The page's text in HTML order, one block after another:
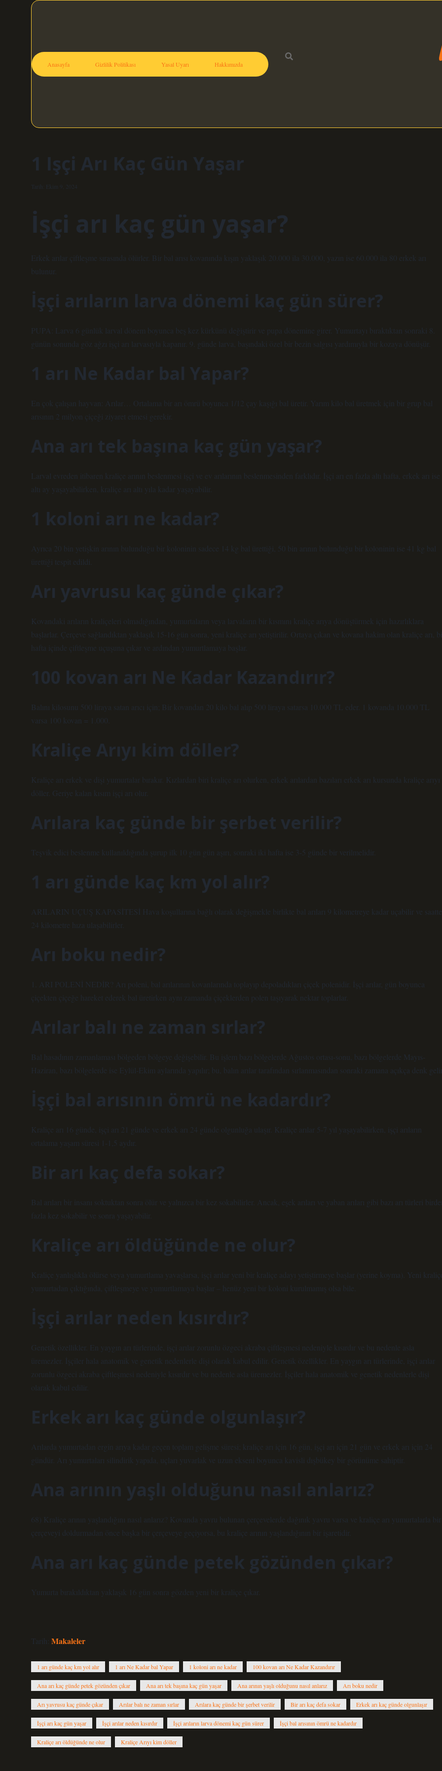
Anasayfa Gizlilik Politikası Yasal Uyarı Hakkımızda
1 Işçi Arı Kaç Gün Yaşar
Tarih: Ekim 9, 2024
İşçi arı kaç gün yaşar?
Erkek arılar çiftleşme sırasında ölürler. Bir bal arısı kovanında kışın yaklaşık 20.000 ila 30.000, yazın ise 60.000 ila 80 erkek arı
bulunur.
İşçi arıların larva dönemi kaç gün sürer?
PUPA: Larva 6 günlük larval dönem boyunca beş kez kürkünü değiştirir ve pupa dönemine girer. Yumurtayı bıraktıktan sonraki 8.
günün sonunda göz ağzı işçi arı larvasıyla kapanır. 9. günde larva, başındaki özel bir bezin salgısı yardımıyla bir kozaya dönüşür.
1 arı Ne Kadar bal Yapar?
En çok çalışan hayvan: Arılar… Ortalama bir arı ömrü boyunca 1/12 çay kaşığı bal üretir. Yarım kilo bal üretmek için bir grup bal
arısının 2 milyon çiçeği ziyaret etmesi gerekir.
Ana arı tek başına kaç gün yaşar?
Larval evreden itibaren kraliçe arının beslenmesi işçi ve ev arılarının beslenmesinden farklıdır. İşçi arı en fazla altı hafta, erkek arı ise
altı ay yaşayabilirken, kraliçe arı altı yıla kadar yaşayabilir.
1 koloni arı ne kadar?
Ayrıca 20 bin yetişkin arının bulunduğu bir koloninin sadece 14 kg bal ürettiği, 50 bin arının bulunduğu bir koloninin ise 41 kg bal
ürettiği tespit edildi.
Arı yavrusu kaç günde çıkar?
Kovandaki arıların kraliçeleri olmadığından, yumurtaların veya larvaların bir kısmını kraliçe arıya dönüştürmek için hazırlıklara
başlarlar. Çerçeve sağlandıktan yaklaşık 15-16 gün sonra, yeni kraliçe arı yetiştirilir. Ortaya çıkan ve kovana hakim olan kraliçe arı,
hafta içinde çiftleşme uçuşuna çıkar ve ardından yumurtlamaya başlar.
100 kovan arı Ne Kadar Kazandırır?
Balını kilosunu 500 liraya satan arıcı için; Bir kovandan 20 kilo bal alıp 500 liraya satarsa ​​10.000 TL eder. 1 kovanda 10.000 TL
varsa 100 kovan = 1.000.
Kraliçe Arıyı kim döller?
Kraliçe arı erkek ve dişi yumurtalar bırakır. Kızlardan biri kraliçe arı olurken, erkek arılardan bazıları erkek arı kursunda kraliçe arıyı
döller. Geriye kalan kısım işçi arı olur.
Arılara kaç günde bir şerbet verilir?
Teşvik edici beslenme kullanıldığında şurup ilk 10 gün gün aşırı, sonraki iki hafta ise 3-5 günde bir verilmelidir.
1 arı günde kaç km yol alır?
ARILARIN UÇUŞ KAPASİTESİ Hava koşullarına bağlı olarak değişmekle birlikte bal arıları 9 kilometreye kadar uçabilir ve saatte
24 kilometre hıza ulaşabilirler.
Arı boku nedir?
1. ARI POLENİ NEDİR? Arı poleni, bal arılarının kovanlarında toplayıp depoladıkları çiçek polenidir. İşçi arılar, gün boyunca
çiçekten çiçeğe hareket ederek bal üretirken aynı zamanda çiçeklerden polen taşıyarak nektar toplarlar.
Arılar balı ne zaman sırlar?
Bal hasadının zamanlaması bölgeden bölgeye değişebilir. Bu işlem bazı bölgelerde Ağustos ortası-sonu, bazı bölgelerde Mayıs-
Haziran, bazı bölgelerde ise Eylül-Ekim aylarında yapılır; bu, balın arılar tarafından sırlanmasından sonraki zamana açıkça denk
İşçi bal arısının ömrü ne kadardır?
Kraliçe arı 16 günde, işçi arı 21 günde ve erkek arı 24 günde olgunluğa ulaşır. Kraliçe arılar 5-7 yıl yaşayabilirken, işçi arıların
ortalama yaşam süresi 1-1,5 aydır.
Bir arı kaç defa sokar?
Bal arıları bir insanı soktuktan sonra ölür ve yalnızca bir kez sokabilirler. Ancak, eşek arıları ve yaban arıları gibi bazı arı türleri
fazla kez sokabilir ve sonra yaşayabilir.
Kraliçe arı öldüğünde ne olur?
Kraliçe yanlışlıkla ölürse veya yumurtlama yavaşlarsa, işçi arılar yeni bir kraliçe adayı yetiştirmeye başlar (yerine koyma). Yeni
yumurtadan çıktığında, çiftleşmeye ve yumurtlamaya başlar – henüz yeni bir koloni kurulmamış olsa bile.
İşçi arılar neden kısırdır?
Genetik özellikler. En yaygın arı türlerinde, işçi arılar zorunlu özgeci akraba çiftleşmesi nedeniyle kısırdır ve bu nedenle asla
üremezler. İşçiler hala anatomik ve genetik nedenlerle dişi olarak kabul edilir. Genetik özellikler. En yaygın arı türlerinde, işçi arılar
zorunlu özgeci akraba çiftleşmesi nedeniyle kısırdır ve bu nedenle asla üremezler. İşçiler hala anatomik ve genetik nedenlerle dişi
olarak kabul edilir.
Erkek arı kaç günde olgunlaşır?
Arılarda yumurtadan ergin arıya kadar geçen toplam gelişme süresi; kraliçe arı için 16 gün, işçi arı için 21 gün ve erkek arı için 24
gündür. Arı yumurtaları silindirik yapıda, uçları yuvarlak ve uzun ekseni boyunca kavisli dışbükey bir görünüme sahiptir.
Ana arının yaşlı olduğunu nasıl anlarız?
68) Kraliçe arının yaşlandığını nasıl anlarız? Kovanda yavru bulunan çerçevelerde dağınık yavru varsa ve kraliçe arı yumurtalarla bir
çerçeveyi doldurmadan önce başka bir çerçeveye geçiyorsa, bu kraliçe arının yaşlandığının bir işaretidir.
Ana arı kaç günde petek gözünden çıkar?
Yumurta bırakıldıktan yaklaşık 16 gün sonra gözden yeni bir kraliçe çıkar.
Tarih: Makaleler
1 arı günde kaç km yol alır 1 arı Ne Kadar bal Yapar 1 koloni arı ne kadar 100 kovan arı Ne Kadar Kazandırır
Ana arı kaç günde petek gözünden çıkar Ana arı tek başına kaç gün yaşar Ana arının yaşlı olduğunu nasıl anlarız Arı boku nedir
Arı yavrusu kaç günde çıkar Arılar balı ne zaman sırlar Arılara kaç günde bir şerbet verilir Bir arı kaç defa sokar Erkek arı kaç günde olgunlaşır
İşçi arı kaç gün yaşar İşçi arılar neden kısırdır İşçi arıların larva dönemi kaç gün sürer İşçi bal arısının ömrü ne kadardır
Kraliçe arı öldüğünde ne olur Kraliçe Arıyı kim döller